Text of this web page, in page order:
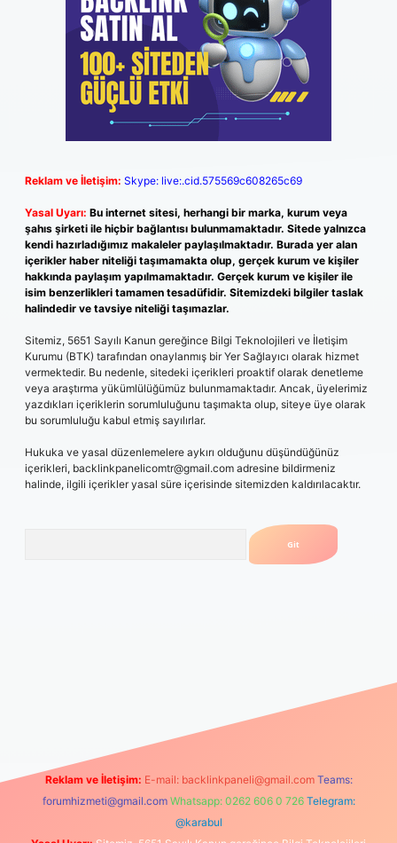
Reklam ve İletişim: Skype: live:.cid.575569c608265c69
Yasal Uyarı: Bu internet sitesi, herhangi bir marka, kurum veya
şahıs şirketi ile hiçbir bağlantısı bulunmamaktadır. Sitede yalnızca
kendi hazırladığımız makaleler paylaşılmaktadır. Burada yer alan
içerikler haber niteliği taşımamakta olup, gerçek kurum ve kişiler
hakkında paylaşım yapılmamaktadır. Gerçek kurum ve kişiler ile
isim benzerlikleri tamamen tesadüfidir. Sitemizdeki bilgiler taslak
halindedir ve tavsiye niteliği taşımazlar.
Sitemiz, 5651 Sayılı Kanun gereğince Bilgi Teknolojileri ve İletişim
Kurumu (BTK) tarafından onaylanmış bir Yer Sağlayıcı olarak hizmet
vermektedir. Bu nedenle, sitedeki içerikleri proaktif olarak denetleme
veya araştırma yükümlülüğümüz bulunmamaktadır. Ancak, üyelerimiz
yazdıkları içeriklerin sorumluluğunu taşımakta olup, siteye üye olarak
bu sorumluluğu kabul etmiş sayılırlar.
Hukuka ve yasal düzenlemelere aykırı olduğunu düşündüğünüz
içerikleri, backlinkpanelicomtr@gmail.com adresine bildirmeniz
halinde, ilgili içerikler yasal süre içerisinde sitemizden kaldırılacaktır.
Reklam ve İletişim: E-mail: backlinkpaneli@gmail.com Teams:
forumhizmeti@gmail.com Whatsapp: 0262 606 0 726 Telegram:
@karabul